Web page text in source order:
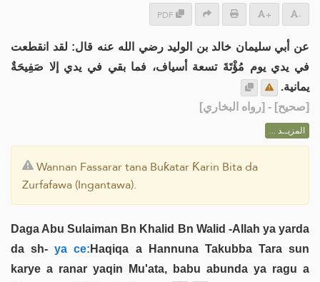
PDF + -
عن أبي سليمان خالد بن الوليد رضي الله عنه قال: لقد انقطعت
في يدي يوم مُؤْتَةَ تسعة أسياف، فما بقي في يدي إلا صَفِيحَةٌ
يمانية.
[صحيح] - [رواه البخاري]
المزيــد ...
Wannan Fassarar tana Buƙatar Ƙarin Bita da
Zurfafawa (Ingantawa).
Daga Abu Sulaiman Bn Khalid Bn Walid -Allah ya yarda
da sh- ya ce: Haqiqa a Hannuna Takubba Tara sun
karye a ranar yaqin Mu'ata, babu abunda ya ragu a